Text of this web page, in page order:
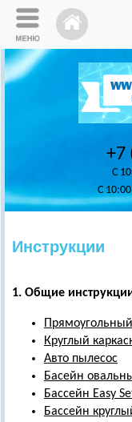
+7
C
C
Инструкции
1. Общие
Круглый
Авто пылесос
Басейн
Бассейн Easy
Бассейн